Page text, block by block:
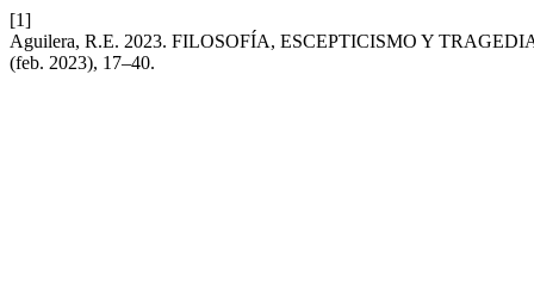
[1]
Aguilera, R.E. 2023. FILOSOFÍA, ESCEPTICISMO Y
(feb. 2023), 17–40.